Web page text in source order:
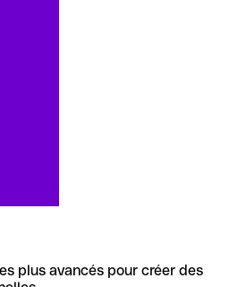
plus avancés pour créer des